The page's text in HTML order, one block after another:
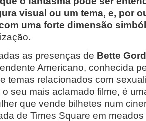
visual ou um tema, e, por
uma forte dimensão
as presenças de Bette
Americano, conhecida
temas relacionados com
o seu mais aclamado filme, é
que vende bilhetes num
de Times Square em